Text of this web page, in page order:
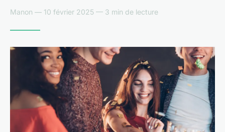
Manon — 10 février 2025 — 3 min de lecture